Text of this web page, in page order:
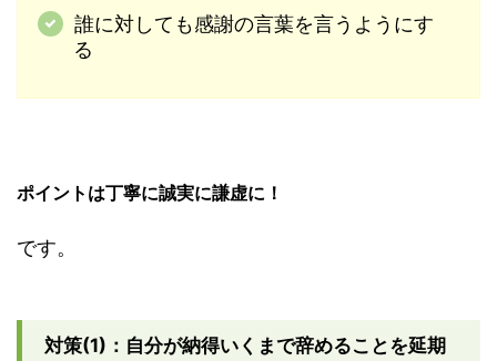
誰に対しても感謝の言葉を言うようにす
る
ポイントは丁寧に誠実に謙虚に！
です。
対策(1)：自分が納得いくまで辞めることを延期